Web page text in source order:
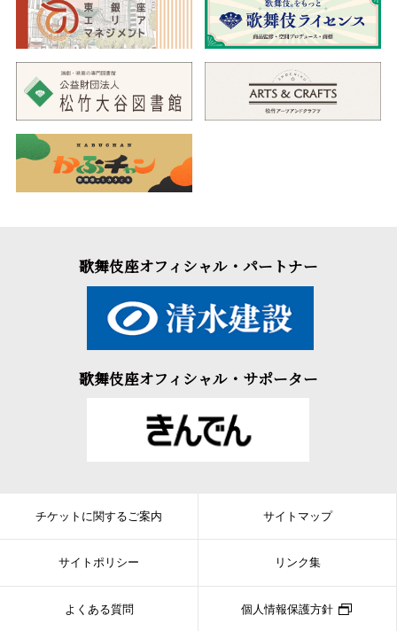
歌舞伎座オフィシャル・パートナー
歌舞伎座オフィシャル・サポーター
チケットに関するご案内 サイトマップ
サイトポリシー リンク集
よくある質問 個人情報保護方針